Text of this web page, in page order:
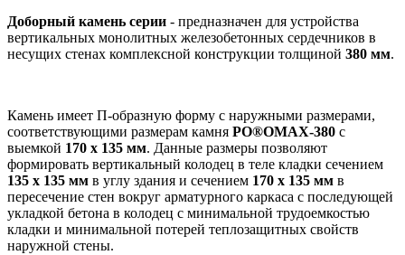
Доборный камень серии - предназначен для устройства
вертикальных монолитных железобетонных сердечников в
несущих стенах комплексной конструкции толщиной 380 мм.
Камень имеет П-образную форму с наружными размерами,
соответствующими размерам камня PO®OMAX-380 с
выемкой 170 х 135 мм. Данные размеры позволяют
формировать вертикальный колодец в теле кладки сечением
135 х 135 мм в углу здания и сечением 170 х 135 мм в
пересечение стен вокруг арматурного каркаса с последующей
укладкой бетона в колодец с минимальной трудоемкостью
кладки и минимальной потерей теплозащитных свойств
наружной стены.